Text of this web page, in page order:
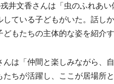
井文香さんは「虫のふれあ
ている子どもがいた。話し
もたちの主体的な姿を紹介す
は「仲間と楽しみながら、
ちが活躍し、ここが居場所